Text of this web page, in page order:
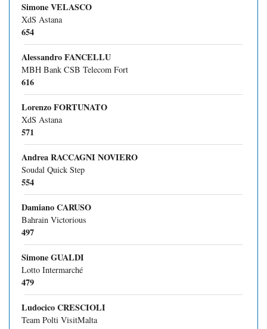
Simone VELASCO
XdS Astana
654
Alessandro FANCELLU
MBH Bank CSB Telecom Fort
616
Lorenzo FORTUNATO
XdS Astana
571
Andrea RACCAGNI NOVIERO
Soudal Quick Step
554
Damiano CARUSO
Bahrain Victorious
497
Simone GUALDI
Lotto Intermarché
479
Ludocico CRESCIOLI
Team Polti VisitMalta